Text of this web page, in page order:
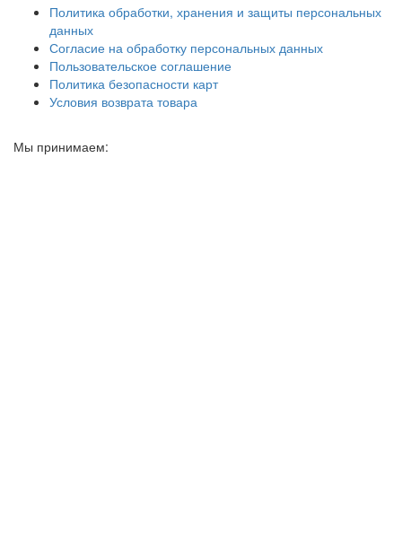
Политика обработки, хранения и защиты персональных
данных
Согласие на обработку персональных данных
Пользовательское соглашение
Политика безопасности карт
Условия возврата товара
Мы принимаем: